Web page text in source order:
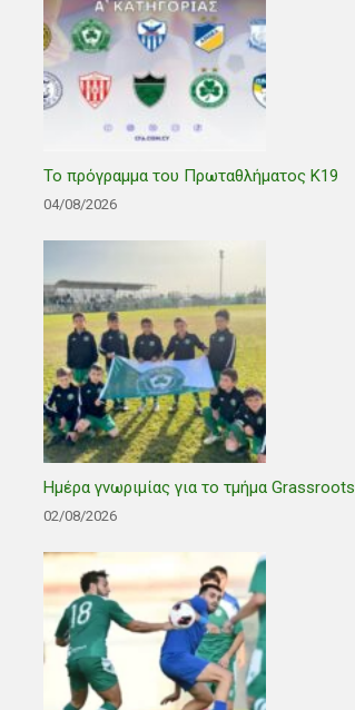
Το πρόγραμμα του Πρωταθλήματος Κ19
04/08/2026
Ημέρα γνωριμίας για το τμήμα Grassroots
02/08/2026